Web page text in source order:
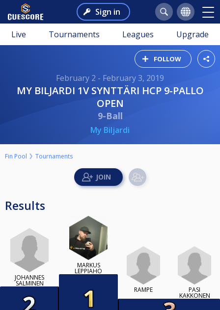
Sign in
Live Tournaments Leagues Upgrade
FOLLOW
February 2 - February 3, 2019
MY BILJARDI 1V SYNTTÄRI HCP 9-PALLO
OPEN
9-Ball
My Biljardi
Fin Pool Tournaments
Results
JOHANNES
SALMINEN
MARKUS
LEPPIAHO
RAMPE PASI
KAKKONEN